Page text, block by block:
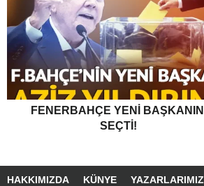
FENERBAHÇE YENI BAŞKANINI
SEÇTI!
HAKKIMIZDA KÜNYE YAZARLARIMIZ